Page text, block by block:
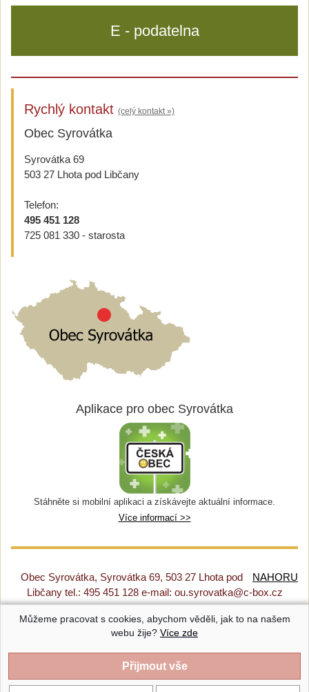
E - podatelna
Rychlý kontakt (celý kontakt »)
Obec Syrovátka
Syrovátka 69
503 27 Lhota pod Libčany
Telefon:
495 451 128
725 081 330 - starosta
Aplikace pro obec Syrovátka
Stáhněte si mobilní aplikaci a získávejte aktuální informace.
Více informací >>
NAHORU
Obec Syrovátka, Syrovátka 69, 503 27 Lhota pod
Libčany tel.: 495 451 128 e-mail: ou.syrovatka@c-box.cz
Prohlášení o přístupnosti|Původní web|Nastavení cookies
Syrovátka |Provozováno na systému CMS-OBCE | Vyrobil
Můžeme pracovat s cookies, abychom věděli, jak to na našem
webu žije? Více zde